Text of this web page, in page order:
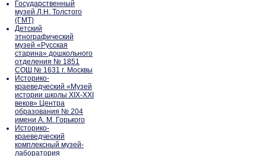
Государственный
музей Л.Н. Толстого
(ГМТ)
Детский
этнографический
музей «Русская
старина» дошкольного
отделения № 1851
СОШ № 1631 г. Москвы
Историко-
краеведческий «Музей
истории школы XIX-XXI
веков» Центра
образования № 204
имени А. М. Горького
Историко-
краеведческий
комплексный музей-
лаборатория